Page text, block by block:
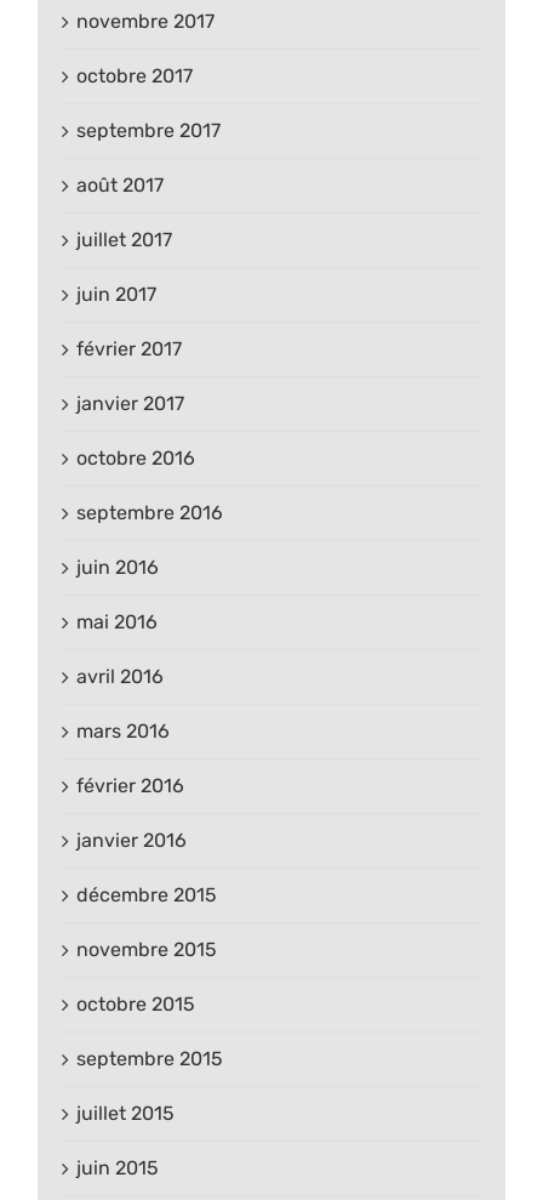
novembre 2017
octobre 2017
septembre 2017
août 2017
juillet 2017
juin 2017
février 2017
janvier 2017
octobre 2016
septembre 2016
juin 2016
mai 2016
avril 2016
mars 2016
février 2016
janvier 2016
décembre 2015
novembre 2015
octobre 2015
septembre 2015
juillet 2015
juin 2015